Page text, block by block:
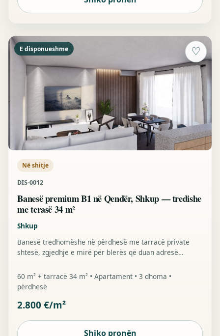
♡
E disponueshme
Në shitje
DIS-0012
Banesë premium B1 në Qendër, Shkup — tredishe
me terasë 34 m²
Shkup
Banesë tredhomëshe në përdhesë me tarracë private
shtesë, zgjedhje e mirë për blerës që duan adresë
60 m² + tarracë 34 m² • Apartament • 3 dhoma •
përdhesë
2.800 €/m²
Shiko pronën